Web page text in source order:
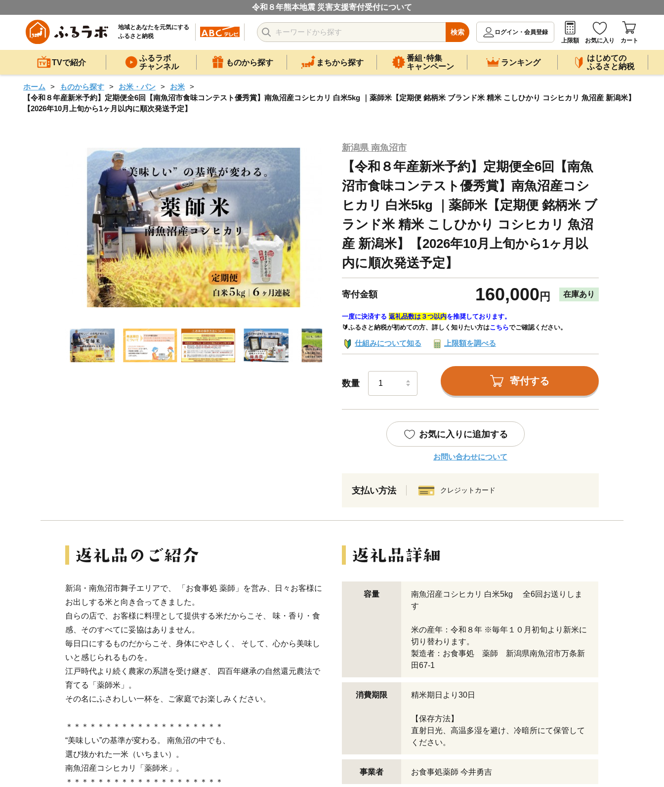
令和８年熊本地震 災害支援寄付受付について
地域とあなたを元気にする
ふるさと納税
検索
ログイン・会員登録
上限額
お気に入り カート
TVで紹介
ふるラボ
チャンネル
ものから探す まちから探す
番組･特集
キャンペーン
ランキング
はじめての
ふるさと納税
ホーム ものから探す お米・パン
お米
【令和８年産新米予約】定期便全6回【南魚沼市食味コンテスト優秀賞】南魚沼産コシヒカリ 白米5kg ｜薬師米【定期便 銘柄米 ブランド米 精米 こしひかり コシヒカリ 魚沼産 新潟米】
【2026年10月上旬から1ヶ月以内に順次発送予定】
新潟県 南魚沼市
【令和８年産新米予約】定期便全6回【南魚
沼市食味コンテスト優秀賞】南魚沼産コシ
ヒカリ 白米5kg ｜薬師米【定期便 銘柄米 ブ
ランド米 精米 こしひかり コシヒカリ 魚沼
産 新潟米】【2026年10月上旬から1ヶ月以
内に順次発送予定】
寄付金額 160,000 円 在庫あり
一度に決済する 返礼品数は３つ以内を推奨しております。
🔰ふるさと納税が初めての方、詳しく知りたい方はこちらでご確認ください。
仕組みについて知る 上限額を調べる
数量 寄付する
お気に入りに追加する
お問い合わせについて
支払い方法 クレジットカード
新潟・南魚沼市舞子エリアで、 「お食事処 薬師」を営み、日々お客様に
お出しする米と向き合ってきました。
自らの店で、お客様に料理として提供する米だからこそ、 味・香り・食
感、そのすべてに妥協はありません。
毎日口にするものだからこそ、身体にやさしく、 そして、心から美味し
いと感じられるものを。
江戸時代より続く農家の系譜を受け継ぎ、 四百年継承の自然還元農法で
育てる「薬師米」。
その名にふさわしい一杯を、ご家庭でお楽しみください。
＊＊＊＊＊＊＊＊＊＊＊＊＊＊＊＊＊＊＊＊
“美味しい”の基準が変わる。 南魚沼の中でも、
選び抜かれた一米（いちまい）。
南魚沼産コシヒカリ「薬師米」。
＊＊＊＊＊＊＊＊＊＊＊＊＊＊＊＊＊＊＊＊
容量
南魚沼産コシヒカリ 白米5kg 全6回お送りしま
す
米の産年：令和８年 ※毎年１０月初旬より新米に
切り替わります。
製造者：お食事処 薬師 新潟県南魚沼市万条新
田67-1
消費期限 精米期日より30日
【保存方法】
直射日光、高温多湿を避け、冷暗所にて保管して
ください。
事業者 お食事処薬師 今井勇吉